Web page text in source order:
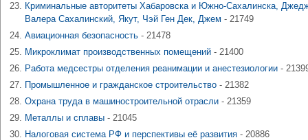
Криминальные авторитеты Хабаровска и Южно-Сахалинска,
Валера Сахалинский, Якут, Чэй Ген Дек, Джем - 21749
Авиационная безопасность - 21478
Микроклимат производственных помещений - 21400
Работа медсестры отделения реанимации и анестезиологии -
Промышленное и гражданское строительство - 21382
Охрана труда в машиностроительной отрасли - 21359
Металлы и сплавы - 21045
Налоговая система РФ и перспективы её развития - 20886